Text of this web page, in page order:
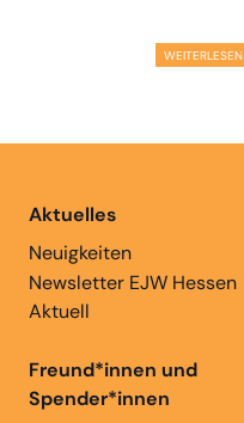
WEITERLESEN
Aktuelles
Neuigkeiten
Newsletter EJW Hessen
Aktuell
Freund*innen und
Spender*innen